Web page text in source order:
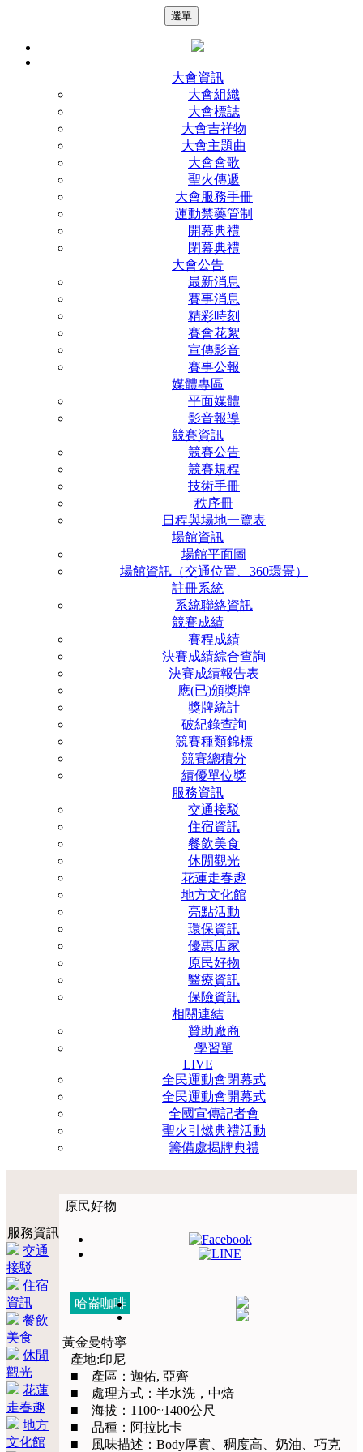
選單
大會資訊
大會組織
大會標誌
大會吉祥物
大會主題曲
大會會歌
聖火傳遞
大會服務手冊
運動禁藥管制
開幕典禮
閉幕典禮
大會公告
最新消息
賽事消息
精彩時刻
賽會花絮
宣傳影音
賽事公報
媒體專區
平面媒體
影音報導
競賽資訊
競賽公告
競賽規程
技術手冊
秩序冊
日程與場地一覽表
場館資訊
場館平面圖
場館資訊（交通位置、360環景）
註冊系統
系統聯絡資訊
競賽成績
賽程成績
決賽成績綜合查詢
決賽成績報告表
應(已)頒獎牌
獎牌統計
破紀錄查詢
競賽種類錦標
競賽總積分
績優單位獎
服務資訊
交通接駁
住宿資訊
餐飲美食
休閒觀光
花蓮走春趣
地方文化館
亮點活動
環保資訊
優惠店家
原民好物
醫療資訊
保險資訊
相關連結
贊助廠商
學習單
LIVE
全民運動會閉幕式
全民運動會開幕式
全國宣傳記者會
聖火引燃典禮活動
籌備處揭牌典禮
服務資訊
交通
接駁
住宿
資訊
餐飲
美食
休閒
觀光
花蓮
走春趣
地方
文化館
原民好物
哈崙咖啡
黃金曼特寧
產地:印尼
■ 產區：迦佑, 亞齊
■ 處理方式：半水洗，中焙
■ 海拔：1100~1400公尺
■ 品種：阿拉比卡
■ 風味描述：Body厚實、稠度高、奶油、巧克